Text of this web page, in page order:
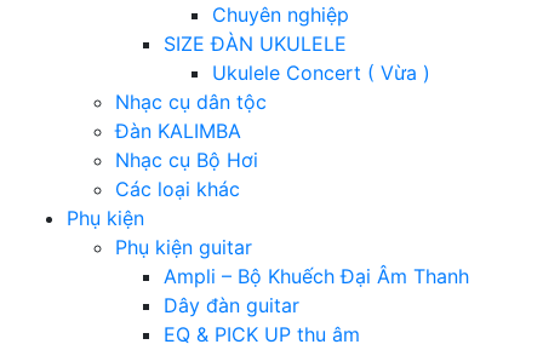
Chuyên nghiệp
SIZE ĐÀN UKULELE
Ukulele Concert ( Vừa )
Nhạc cụ dân tộc
Đàn KALIMBA
Nhạc cụ Bộ Hơi
Các loại khác
Phụ kiện
Phụ kiện guitar
Ampli – Bộ Khuếch Đại Âm Thanh
Dây đàn guitar
EQ & PICK UP thu âm